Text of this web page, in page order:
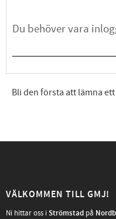
Bli den första att lämna
VÄLKOMMEN TILL GMJ!
Ni hittar oss iStrömstad på